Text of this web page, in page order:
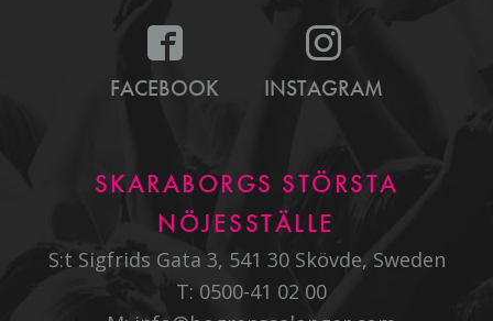
FACEBOOK INSTAGRAM
SKARABORGS STÖRSTA
NÖJESSTÄLLE
S:t Sigfrids Gata 3, 541 30 Skövde, Sweden
T: 0500-41 02 00